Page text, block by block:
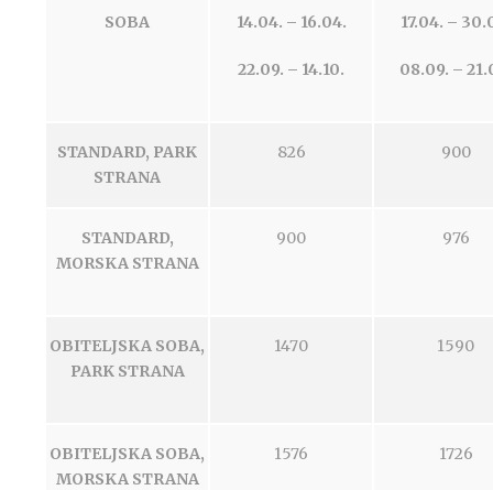
SOBA 14.04. – 16.04.
22.09. – 14.10.
17.04. –
08.09. –
STANDARD, PARK
STRANA
826 900
STANDARD,
MORSKA STRANA
900 976
OBITELJSKA SOBA,
PARK STRANA
1470 1590
OBITELJSKA SOBA,
MORSKA STRANA
1576 1726